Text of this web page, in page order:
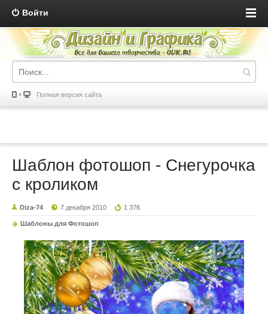
Войти
Полная версия сайта
Шаблон фотошоп - Снегурочка
с кроликом
Diza-74 7 декабря 2010 1 376
Шаблоны для Фотошоп